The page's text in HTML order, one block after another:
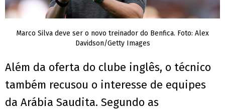
Marco Silva deve ser o novo treinador do Benfica. Foto: Alex
Davidson/Getty Images
Além da oferta do clube inglês, o técnico
também recusou o interesse de equipes
da Arábia Saudita. Segundo as